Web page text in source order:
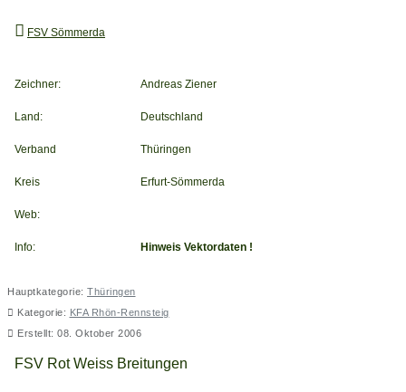
FSV Sömmerda
Zeichner: Andreas Ziener
Land: Deutschland
Verband Thüringen
Kreis Erfurt-Sömmerda
Web:
Info: Hinweis Vektordaten !
Hauptkategorie: Thüringen
Kategorie: KFA Rhön-Rennsteig
Erstellt: 08. Oktober 2006
FSV Rot Weiss Breitungen